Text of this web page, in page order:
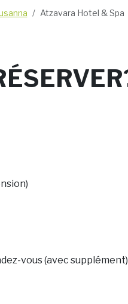
Atzavara Hotel & Spa
vous (avec supplément)